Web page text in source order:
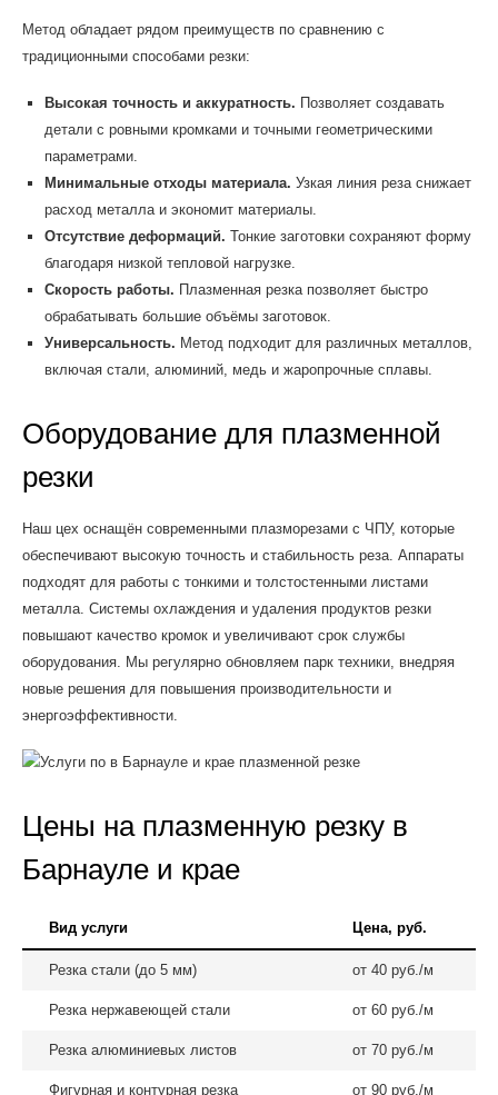
Метод обладает рядом преимуществ по сравнению с
традиционными способами резки:
Высокая точность и аккуратность. Позволяет создавать
детали с ровными кромками и точными геометрическими
параметрами.
Минимальные отходы материала. Узкая линия реза снижает
расход металла и экономит материалы.
Отсутствие деформаций. Тонкие заготовки сохраняют форму
благодаря низкой тепловой нагрузке.
Скорость работы. Плазменная резка позволяет быстро
обрабатывать большие объёмы заготовок.
Универсальность. Метод подходит для различных металлов,
включая стали, алюминий, медь и жаропрочные сплавы.
Оборудование для плазменной
резки
Наш цех оснащён современными плазморезами с ЧПУ, которые
обеспечивают высокую точность и стабильность реза. Аппараты
подходят для работы с тонкими и толстостенными листами
металла. Системы охлаждения и удаления продуктов резки
повышают качество кромок и увеличивают срок службы
оборудования. Мы регулярно обновляем парк техники, внедряя
новые решения для повышения производительности и
энергоэффективности.
Цены на плазменную резку в
Барнауле и крае
Вид услуги Цена, руб.
Резка стали (до 5 мм) от 40 руб./м
Резка нержавеющей стали от 60 руб./м
Резка алюминиевых листов от 70 руб./м
Фигурная и контурная резка от 90 руб./м